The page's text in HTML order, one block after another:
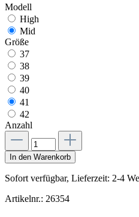
Modell
High
Mid
Größe
37
38
39
40
41
42
Anzahl
In den Warenkorb
Sofort verfügbar, Lieferzeit: 2-4
Artikelnr.: 26354